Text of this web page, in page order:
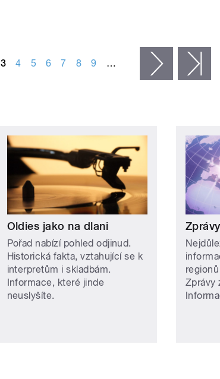
3 4 5 6 7 8 9 … následující ›
Oldies jako na dlani
Pořad nabízí pohled odjinud.
Historická fakta, vztahující se k
interpretům i skladbám.
Informace, které jinde
neuslyšíte.
Zprávy
Zprávy